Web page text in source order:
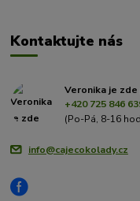
Kontaktujte nás
Veronika je zde
+420 725 846
(Po-Pá, 8-16
info@cajecokolady.cz